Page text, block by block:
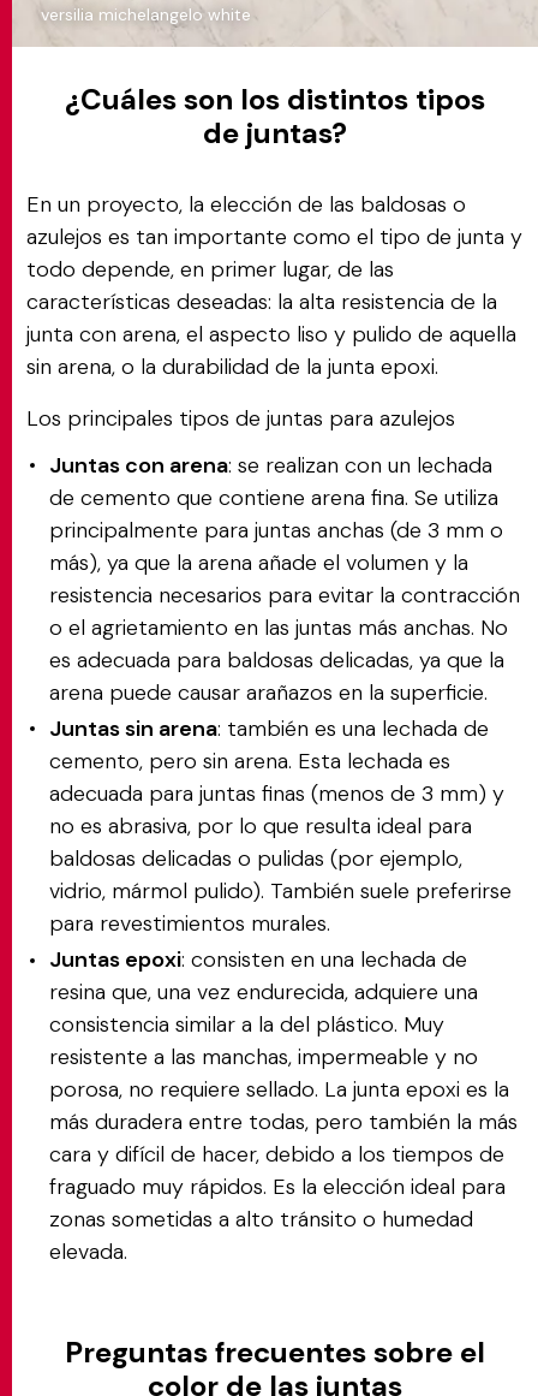
versilia michelangelo white
¿Cuáles son los distintos tipos
de juntas?
En un proyecto, la elección de las baldosas o
azulejos es tan importante como el tipo de junta y
todo depende, en primer lugar, de las
características deseadas: la alta resistencia de la
junta con arena, el aspecto liso y pulido de aquella
sin arena, o la durabilidad de la junta epoxi.
Los principales tipos de juntas para azulejos
Juntas con arena: se realizan con un lechada
de cemento que contiene arena fina. Se utiliza
principalmente para juntas anchas (de 3 mm o
más), ya que la arena añade el volumen y la
resistencia necesarios para evitar la contracción
o el agrietamiento en las juntas más anchas. No
es adecuada para baldosas delicadas, ya que la
arena puede causar arañazos en la superficie.
Juntas sin arena: también es una lechada de
cemento, pero sin arena. Esta lechada es
adecuada para juntas finas (menos de 3 mm) y
no es abrasiva, por lo que resulta ideal para
baldosas delicadas o pulidas (por ejemplo,
vidrio, mármol pulido). También suele preferirse
para revestimientos murales.
Juntas epoxi: consisten en una lechada de
resina que, una vez endurecida, adquiere una
consistencia similar a la del plástico. Muy
resistente a las manchas, impermeable y no
porosa, no requiere sellado. La junta epoxi es la
más duradera entre todas, pero también la más
cara y difícil de hacer, debido a los tiempos de
fraguado muy rápidos. Es la elección ideal para
zonas sometidas a alto tránsito o humedad
elevada.
Preguntas frecuentes sobre el
color de las juntas